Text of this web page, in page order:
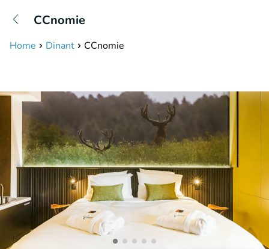
CCnomie
Home Dinant CCnomie